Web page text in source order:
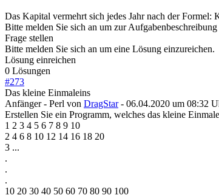
Das Kapital vermehrt sich jedes Jahr nach der
Bitte melden Sie sich an um zur
Frage stellen
Bitte melden Sie sich an um eine Lösung einzureichen.
Lösung einreichen
0 Lösungen
#273
Das kleine Einmaleins
Anfänger - Perl von DragStar - 06.04.2020 um 08:32
Erstellen Sie ein Programm, welches das kleine
1 2 3 4 5 6 7 8 9 10
2 4 6 8 10 12 14 16 18 20
3 ...
.
.
.
10 20 30 40 50 60 70 80 90 100